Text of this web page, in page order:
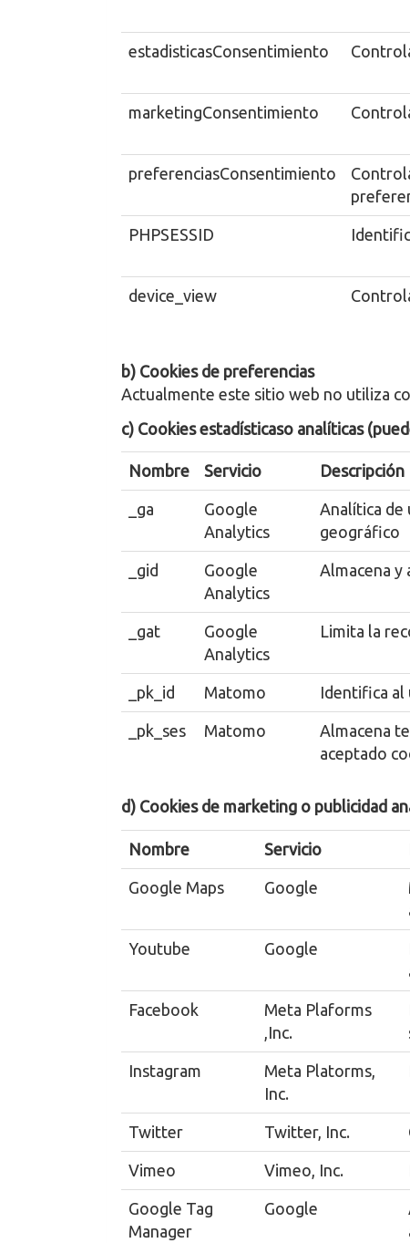
estadisticasConsentimiento
marketingConsentimiento
preferenciasConsentimiento
PHPSESSID
device_view
b) Cookies de preferencias
Actualmente este sitio web no utiliza
c) Cookies estadísticaso analíticas
Nombre Servicio Descripción
_ga
Google
Analytics
Analítica de
geográfico
_gid
Google
Analytics
Almacena y
_gat
Google
Analytics
Limita la
_pk_id Matomo Identifica al
_pk_ses Matomo
Almacena
aceptado
d) Cookies de marketing o publicidad
Nombre Servicio
Google Maps Google
Youtube Google
Facebook
Meta Plaforms
,Inc.
Instagram
Meta Platorms,
Inc.
Twitter Twitter, Inc.
Vimeo Vimeo, Inc.
Google Tag
Manager
Google